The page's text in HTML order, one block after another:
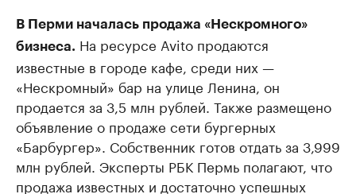
В Перми началась продажа «Нескромного»
бизнеса. На ресурсе Avito продаются
известные в городе кафе, среди них —
«Нескромный» бар на улице Ленина, он
продается за 3,5 млн рублей. Также размещено
объявление о продаже сети бургерных
«Барбургер». Собственник готов отдать за 3,999
млн рублей. Эксперты РБК Пермь полагают, что
продажа известных и достаточно успешных